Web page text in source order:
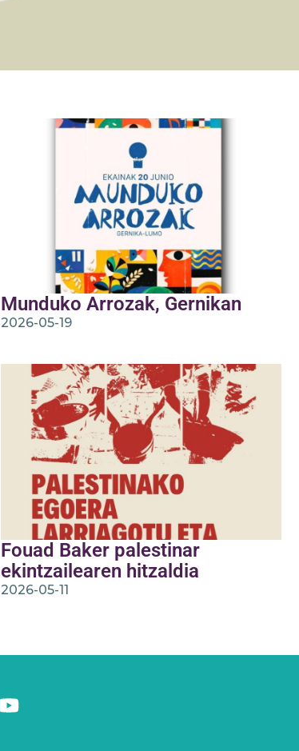
Munduko Arrozak, Gernikan
2026-05-19
Fouad Baker palestinar
ekintzailearen hitzaldia
2026-05-11